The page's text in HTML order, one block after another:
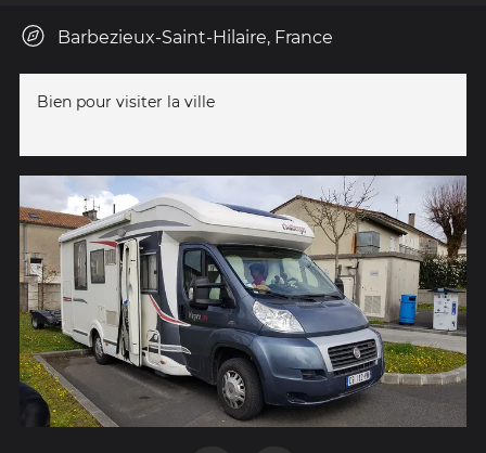
Barbezieux-Saint-Hilaire, France
Bien pour visiter la ville